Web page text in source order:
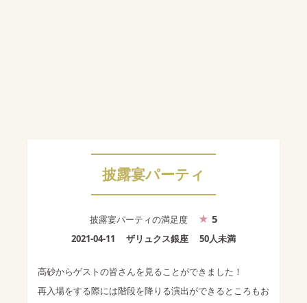
披露宴パーティ
披露宴パーティの満足度 5
2021-04-11 ザリュクス銀座 50人未満
高砂からゲストの皆さんを見ることができました！
再入場をする際には階段を降りる演出ができるところもお